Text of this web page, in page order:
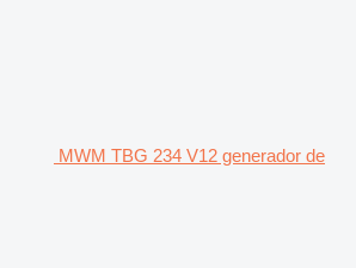
MWM TBG 234 V12 generador de